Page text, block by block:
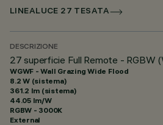
LINEALUCE 27 TESATA
DESCRIZIONE
27 superficie Full Remote - RGBW
WGWF - Wall Grazing Wide Flood
8.2 W (sistema)
361.2 lm (sistema)
44.05 lm/W
RGBW - 3000K
External